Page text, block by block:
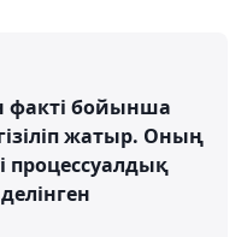
факті бойынша
жатыр. Оның
процессуалдық